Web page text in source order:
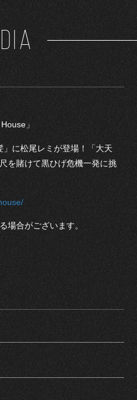
」
に松尾レミが登場！「大天
を賭けて黒ひげ危機一発に挑
場合がございます。